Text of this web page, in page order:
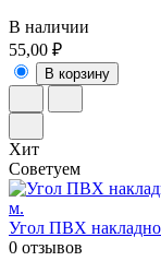
В наличии
55,00 ₽
В корзину
Хит
Советуем
Угол ПВХ
0 отзывов